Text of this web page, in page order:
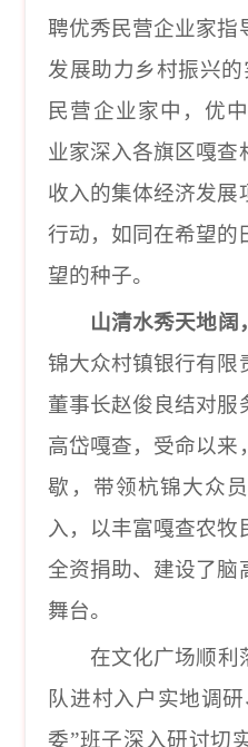
聘优秀民营企业家指
发展助力乡村振兴
民营企业家中，优
业家深入各旗区嘎查
收入的集体经济发展
行动，如同在希望的
望的种子。
山清水秀天地阔
锦大众村镇银行有限
董事长赵俊良结对服
高岱嘎查，受命以来
歇，带领杭锦大众
入，以丰富嘎查农牧
全资捐助、建设了脑
舞台。
在文化广场顺利
队进村入户实地调
委”班子深入研讨切